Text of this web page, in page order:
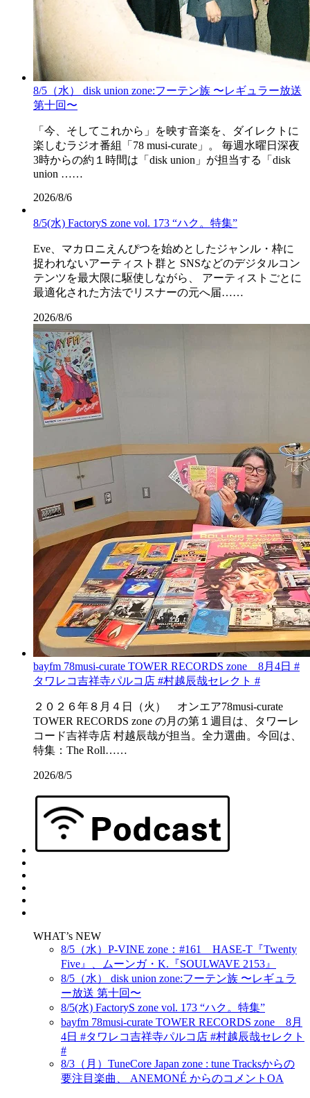
8/5（水） disk union zone:フーテン族 〜レギュラー放送
第十回〜
「今、そしてこれから」を映す音楽を、ダイレクトに
楽しむラジオ番組「78 musi-curate」。 毎週水曜日深夜
3時からの約１時間は「disk union」が担当する「disk
union ……
2026/8/6
8/5(水) FactoryS zone vol. 173 “ハク。特集”
Eve、マカロニえんぴつを始めとしたジャンル・枠に
捉われないアーティスト群と SNSなどのデジタルコン
テンツを最大限に駆使しながら、 アーティストごとに
最適化された方法でリスナーの元へ届……
2026/8/6
bayfm 78musi-curate TOWER RECORDS zone 8月4日 #
タワレコ吉祥寺パルコ店 #村越辰哉セレクト #
２０２６年８月４日（火） オンエア78musi-curate
TOWER RECORDS zone の月の第１週目は、タワーレ
コード吉祥寺店 村越辰哉が担当。全力選曲。今回は、
特集：The Roll……
2026/8/5
WHAT’s NEW
8/5（水）P-VINE zone：#161 HASE-T『Twenty
Five』、ムーンガ・K.『SOULWAVE 2153』
8/5（水） disk union zone:フーテン族 〜レギュラ
ー放送 第十回〜
8/5(水) FactoryS zone vol. 173 “ハク。特集”
bayfm 78musi-curate TOWER RECORDS zone 8月
4日 #タワレコ吉祥寺パルコ店 #村越辰哉セレクト
#
8/3（月）TuneCore Japan zone : tune Tracksからの
要注目楽曲、 ANEMONÉ からのコメントOA